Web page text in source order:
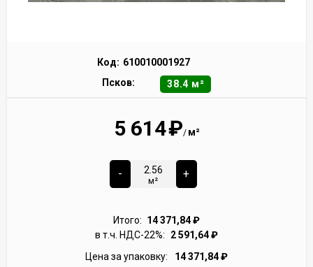
Код: 610010001927
Псков:
38.4 м²
5 614₽/ м²
-
м²
+
Итого: 14 371,84₽
в т.ч. НДС-22%:
2 591,64₽
Цена за упаковку:
14 371,84₽